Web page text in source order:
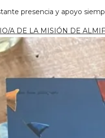
presencia y apoyo
A DE LA MISIÓN DE